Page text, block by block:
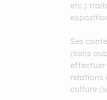
etc.)
Ses
(sans
effectuer
relations
culture